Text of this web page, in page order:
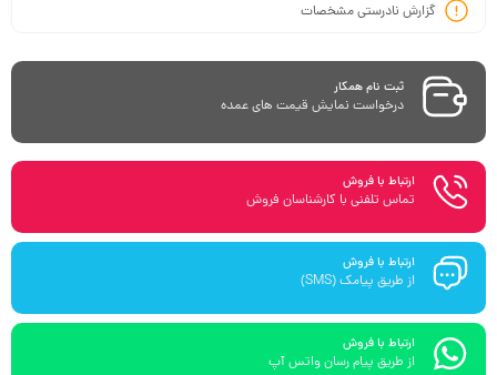
گزارش نادرستی مشخصات
ثبت نام همکار
درخواست نمایش قیمت های عمده
ارتباط با فروش
تماس تلفنی با کارشناسان فروش
ارتباط با فروش
از طریق پیامک (SMS)
ارتباط با فروش
از طریق پیام رسان واتس آپ